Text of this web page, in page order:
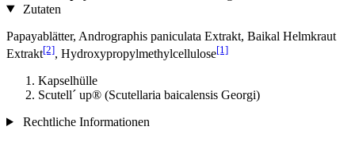
Zutaten
Papayablätter, Andrographis paniculata Extrakt, Baikal Helmkraut
Extrakt[2], Hydroxypropylmethylcellulose[1]
Kapselhülle
Scutell´ up® (Scutellaria baicalensis Georgi)
Rechtliche Informationen